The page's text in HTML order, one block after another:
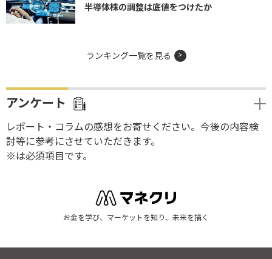
半導体株の調整は底値をつけたか
ランキング一覧を見る
アンケート
レポート・コラムの感想をお寄せください。今後の内容検
討等に参考にさせていただきます。
※は必須項目です。
お金を学び、マーケットを知り、未来を描く